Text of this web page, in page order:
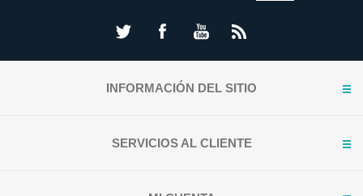
INFORMACIÓN DEL SITIO
SERVICIOS AL CLIENTE